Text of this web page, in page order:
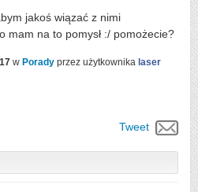
jakoś wiązać z nimi
mam na to pomysł :/ pomożecie?
w Porady przez użytkownika laser
Tweet